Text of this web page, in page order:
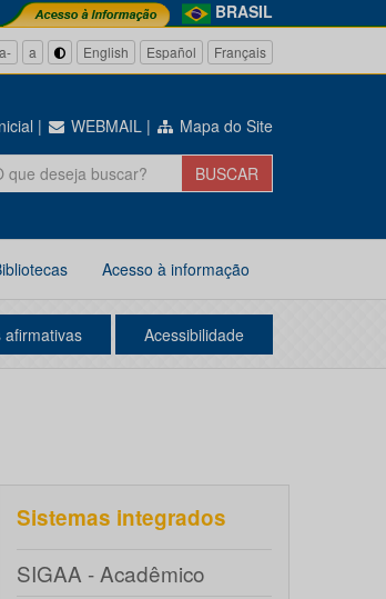
BRASIL
a- a English Español Français
| WEBMAIL | Mapa do Site
Acesso à informação
afirmativas Acessibilidade
Sistemas integrados
SIGAA - Acadêmico